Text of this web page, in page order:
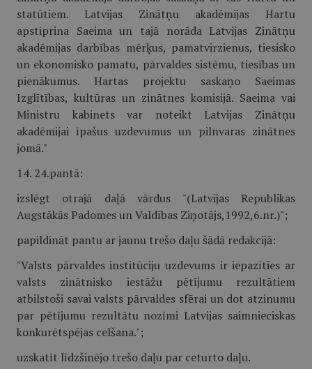
statūtiem. Latvijas Zinātņu akadēmijas Hartu
apstiprina Saeima un tajā norāda Latvijas Zinātņu
akadēmijas darbības mērķus, pamatvirzienus, tiesisko
un ekonomisko pamatu, pārvaldes sistēmu, tiesības un
pienākumus. Hartas projektu saskaņo Saeimas
Izglītības, kultūras un zinātnes komisijā. Saeima vai
Ministru kabinets var noteikt Latvijas Zinātņu
akadēmijai īpašus uzdevumus un pilnvaras zinātnes
jomā."
14. 24.pantā:
izslēgt otrajā daļā vārdus "(Latvijas Republikas
Augstākās Padomes un Valdības Ziņotājs,1992,6.nr.)";
papildināt pantu ar jaunu trešo daļu šādā redakcijā:
"Valsts pārvaldes institūciju uzdevums ir iepazīties ar
valsts zinātnisko iestāžu pētījumu rezultātiem
atbilstoši savai valsts pārvaldes sfērai un dot atzinumu
par pētījumu rezultātu nozīmi Latvijas saimnieciskas
konkurētspējas celšana.";
uzskatīt līdzšinējo trešo daļu par ceturto daļu.